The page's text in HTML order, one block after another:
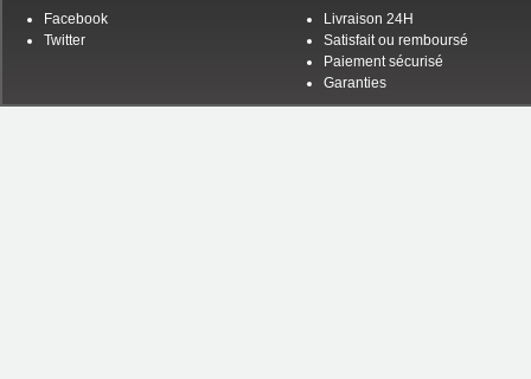
Facebook
Twitter
Livraison 24H
Satisfait ou remboursé
Paiement sécurisé
Garanties